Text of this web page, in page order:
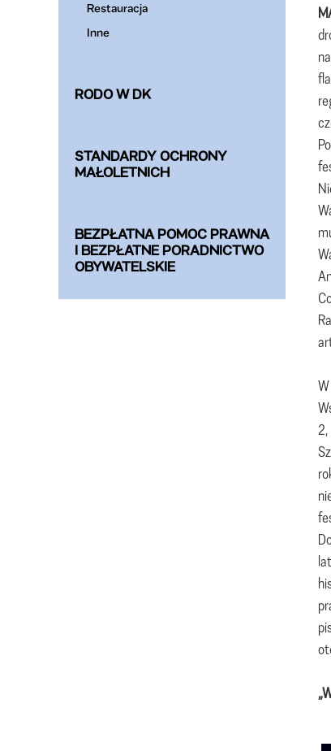
Restauracja
Inne
RODO W DK
STANDARDY OCHRONY
MAŁOLETNICH
BEZPŁATNA POMOC PRAWNA
I BEZPŁATNE PORADNICTWO
OBYWATELSKIE